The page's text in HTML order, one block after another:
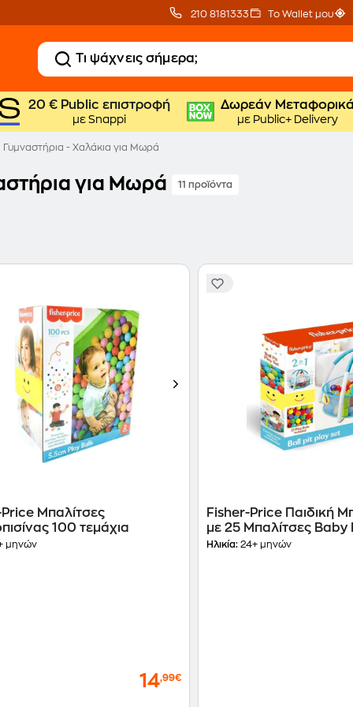
210 8181333 Το Wallet μου
20 € Public επιστροφή
με Snappi
Δωρεάν
με Public+ Delivery
Γυμναστήρια - Χαλάκια για Μωρά
για Μωρά 11 προϊόντα
Μπαλίτσες
100 τεμάχια
μηνών
14,99€
Fisher-Price Παιδική
με 25 Μπαλίτσες Baby
Ηλικία: 24+ μηνών